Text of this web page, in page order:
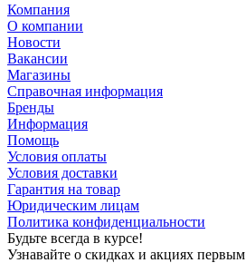
Компания
О компании
Новости
Вакансии
Магазины
Справочная информация
Бренды
Информация
Помощь
Условия оплаты
Условия доставки
Гарантия на товар
Юридическим лицам
Политика конфиденциальности
Будьте всегда в курсе!
Узнавайте о скидках и акциях первым